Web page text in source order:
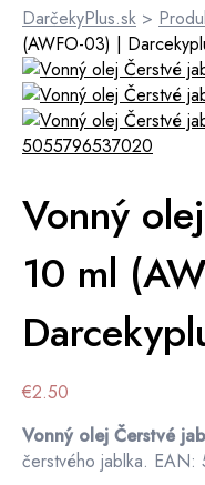
DarčekyPlus.sk >
(AWFO-03) |
Vonný
10 ml
€2.50
Vonný olej Čerstvé
čerstvého jablka.